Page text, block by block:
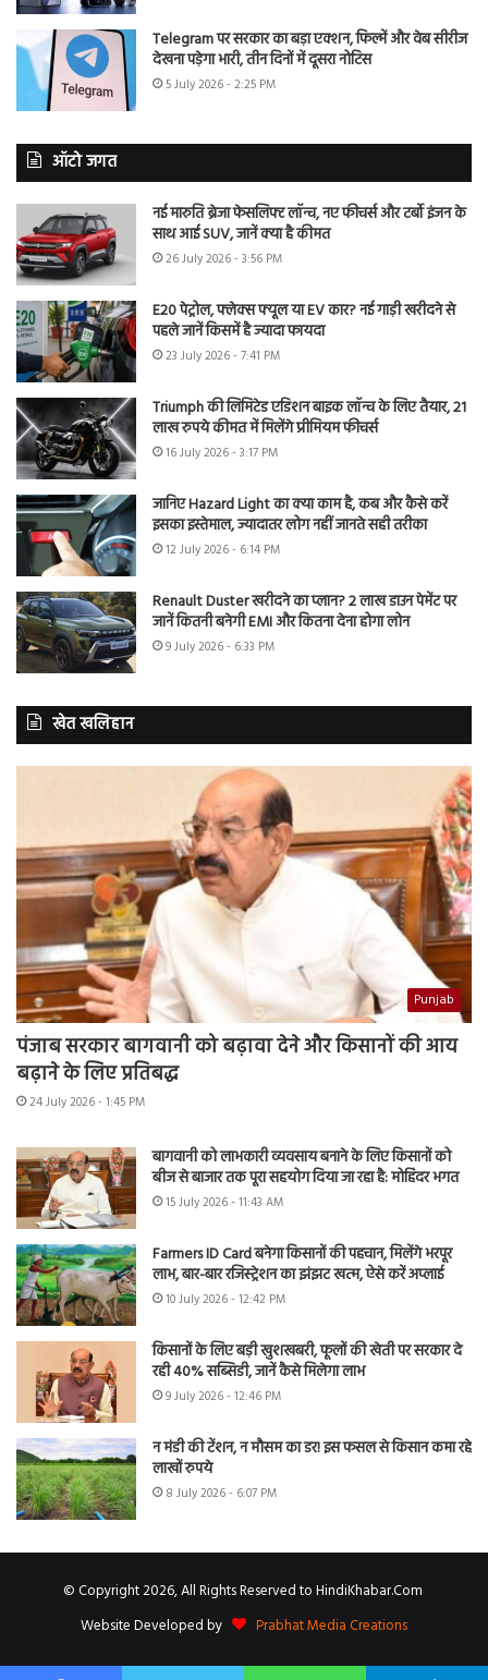
Telegram पर सरकार का बड़ा एक्शन, फिल्में और वेब सीरीज
देखना पड़ेगा भारी, तीन दिनों में दूसरा नोटिस
5 July 2026 - 2:25 PM
ऑटो जगत
नई मारुति ब्रेजा फेसलिफ्ट लॉन्च, नए फीचर्स और टर्बो इंजन के
साथ आई SUV, जानें क्या है कीमत
26 July 2026 - 3:56 PM
E20 पेट्रोल, फ्लेक्स फ्यूल या EV कार? नई गाड़ी खरीदने से
पहले जानें किसमें है ज्यादा फायदा
23 July 2026 - 7:41 PM
Triumph की लिमिटेड एडिशन बाइक लॉन्च के लिए तैयार, 21
लाख रुपये कीमत में मिलेंगे प्रीमियम फीचर्स
16 July 2026 - 3:17 PM
जानिए Hazard Light का क्या काम है, कब और कैसे करें
इसका इस्तेमाल, ज्यादातर लोग नहीं जानते सही तरीका
12 July 2026 - 6:14 PM
Renault Duster खरीदने का प्लान? 2 लाख डाउन पेमेंट पर
जानें कितनी बनेगी EMI और कितना देना होगा लोन
9 July 2026 - 6:33 PM
खेत खलिहान
Punjab
पंजाब सरकार बागवानी को बढ़ावा देने और किसानों की आय
बढ़ाने के लिए प्रतिबद्ध
24 July 2026 - 1:45 PM
बागवानी को लाभकारी व्यवसाय बनाने के लिए किसानों को
बीज से बाजार तक पूरा सहयोग दिया जा रहा है: मोहिंदर भगत
15 July 2026 - 11:43 AM
Farmers ID Card बनेगा किसानों की पहचान, मिलेंगे भरपूर
लाभ, बार-बार रजिस्ट्रेशन का झंझट खत्म, ऐसे करें अप्लाई
10 July 2026 - 12:42 PM
किसानों के लिए बड़ी खुशखबरी, फूलों की खेती पर सरकार दे
रही 40% सब्सिडी, जानें कैसे मिलेगा लाभ
9 July 2026 - 12:46 PM
न मंडी की टेंशन, न मौसम का डर! इस फसल से किसान कमा रहे
लाखों रुपये
8 July 2026 - 6:07 PM
© Copyright 2026, All Rights Reserved to HindiKhabar.Com
Website Developed by
Prabhat Media Creations